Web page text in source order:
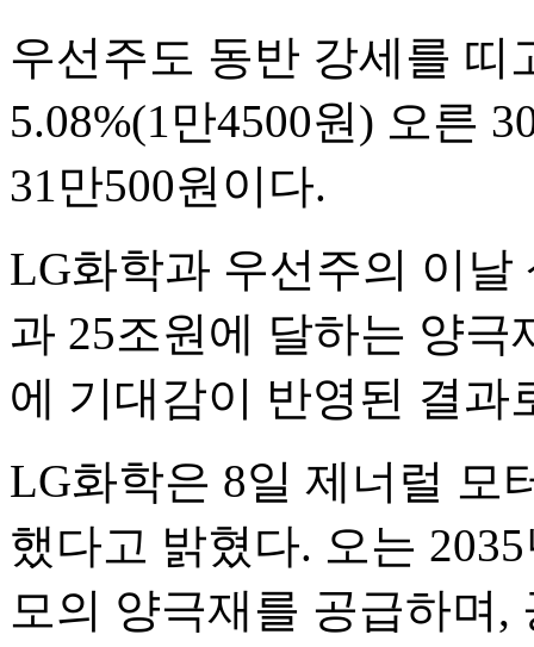
우선주도 동반 강세를 띠
5.08%(1만4500원) 오른
31만500원이다.
LG화학과 우선주의 이
과 25조원에 달하는 양
에 기대감이 반영된 결과
LG화학은 8일 제너럴 모
했다고 밝혔다. 오는
모의 양극재를 공급하며,